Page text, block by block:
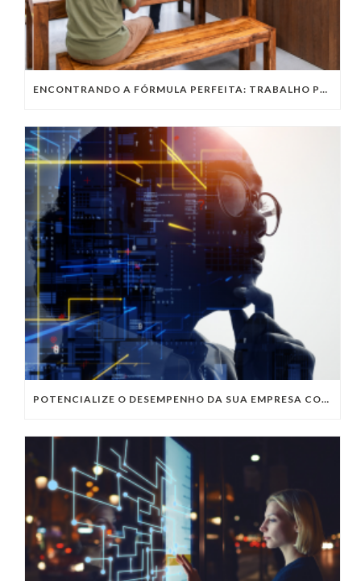
ENCONTRANDO A FÓRMULA PERFEITA: TRABALHO PRESENCIAL, HOME OFFICE OU TRABALHO HÍBRIDO?
POTENCIALIZE O DESEMPENHO DA SUA EMPRESA COM OS SERVIÇOS DE TI DA VIVO VITA